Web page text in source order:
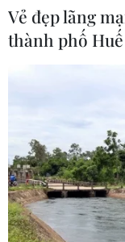
Mỹ hoàn trả
quan sau phán
Nhật Bản: Nội
sách giảm thuế
xuống 1%
05/08/2026 15:30
Vẻ đẹp lãng
thành phố Huế